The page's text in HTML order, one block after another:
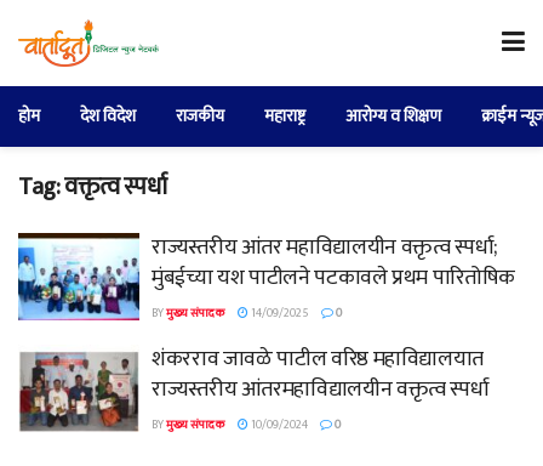
होम देश विदेश राजकीय महाराष्ट्र आरोग्य व शिक्षण क्राईम
Tag:वक्तृत्व स्पर्धा
राज्यस्तरीय आंतर महाविद्यालयीन वक्तृत्व स्पर्धा;
मुंबईच्या यश पाटीलने पटकावले प्रथम पारितोषिक
BYमुख्य संपादक 14/09/2025 0
शंकरराव जावळे पाटील वरिष्ठ महाविद्यालयात
राज्यस्तरीय आंतरमहाविद्यालयीन वक्तृत्व स्पर्धा
BYमुख्य संपादक 10/09/2024 0